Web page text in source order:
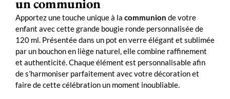
Apportez une touche unique à la communion de votre
enfant avec cette grande bougie ronde personnalisée de
120 ml. Présentée dans un pot en verre élégant et sublimée
par un bouchon en liège naturel, elle combine raffinement
et authenticité. Chaque élément est personnalisable afin
de s’harmoniser parfaitement avec votre décoration et
faire de cette célébration un moment inoubliable.